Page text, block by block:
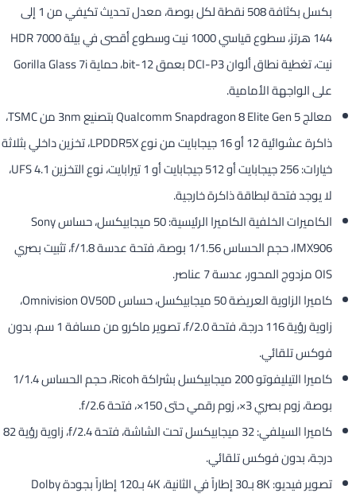
بكسل بكثافة 508 نقطة لكل بوصة، معدل تحديث تكيفي من 1 إلى
144 هرتز، سطوع قياسي 1000 نيت وسطوع أقصى في بيئة HDR 7000
نيت، تغطية نطاق ألوان DCI-P3 بعمق 12-bit، حماية Gorilla Glass 7i
على الواجهة الأمامية.
معالج Qualcomm Snapdragon 8 Elite Gen 5 بتصنيع 3nm من TSMC،
ذاكرة عشوائية 12 أو 16 جيجابايت من نوع LPDDR5X، تخزين داخلي بثلاثة
خيارات: 256 جيجابايت أو 512 جيجابايت أو 1 تيرابايت، نوع التخزين UFS 4.1،
لا يوجد فتحة لبطاقة ذاكرة خارجية.
الكاميرات الخلفية الكاميرا الرئيسية: 50 ميجابيكسل، حساس Sony
IMX906، حجم الحساس 1/1.56 بوصة، فتحة عدسة f/1.8، تثبيت بصري
OIS مزدوج المحور، عدسة 7 عناصر.
كاميرا الزاوية العريضة 50 ميجابيكسل، حساس Omnivision OV50D،
زاوية رؤية 116 درجة، فتحة f/2.0، تصوير ماكرو من مسافة 1 سم، بدون
فوكس تلقائي.
كاميرا التيليفوتو 200 ميجابيكسل بشراكة Ricoh، حجم الحساس 1/1.4
بوصة، زوم بصري 3×، زوم رقمي حتى 150×، فتحة f/2.6.
كاميرا السيلفي: 32 ميجابيكسل تحت الشاشة، فتحة f/2.4، زاوية رؤية 82
درجة، بدون فوكس تلقائي.
تصوير فيديو: 8K بـ30 إطاراً في الثانية، 4K بـ120 إطاراً بجودة Dolby